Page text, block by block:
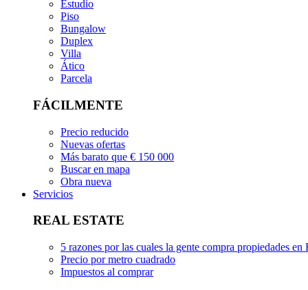
Estudio
Piso
Bungalow
Duplex
Villa
Ático
Parcela
FÁCILMENTE
Precio reducido
Nuevas ofertas
Más barato que € 150 000
Buscar en mapa
Obra nueva
Servicios
REAL ESTATE
5 razones por las cuales la gente compra propiedades en
Precio por metro cuadrado
Impuestos al comprar